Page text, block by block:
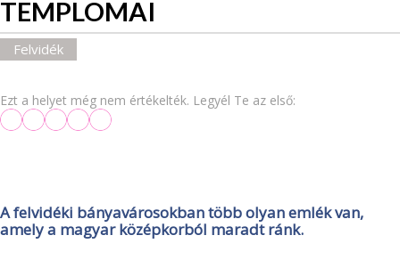
TEMPLOMAI
Felvidék
Ezt a helyet még nem értékelték. Legyél Te az első:
A felvidéki bányavárosokban több olyan emlék van,
amely a magyar középkorból maradt ránk.